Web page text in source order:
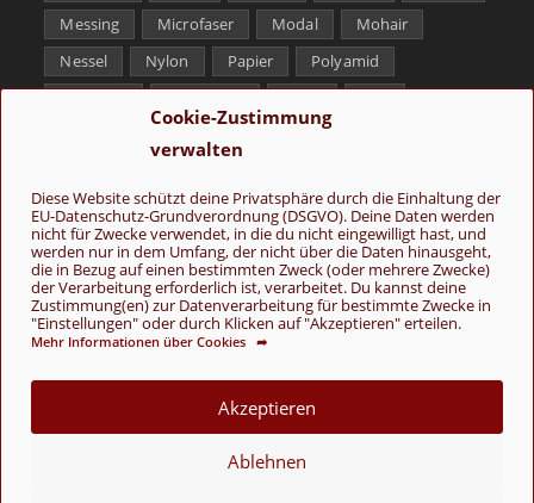
Cookie-Zustimmung
verwalten
Diese Website schützt deine Privatsphäre durch die Einhaltung der
EU-Datenschutz-Grundverordnung (DSGVO). Deine Daten werden
nicht für Zwecke verwendet, in die du nicht eingewilligt hast, und
werden nur in dem Umfang, der nicht über die Daten hinausgeht,
die in Bezug auf einen bestimmten Zweck (oder mehrere Zwecke)
der Verarbeitung erforderlich ist, verarbeitet. Du kannst deine
Zustimmung(en) zur Datenverarbeitung für bestimmte Zwecke in
"Einstellungen" oder durch Klicken auf "Akzeptieren" erteilen.
Mehr Informationen über Cookies ➦
Akzeptieren
Ablehnen
Messing
Microfaser Modal
Mohair
Nessel
Nylon Papier
Polyamid
Folge uns
Über uns
Cookie-Richtlinie (EU)
© Copyright 2026 - Wolle & Schönes